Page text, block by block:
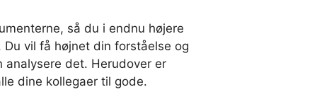
så du i endnu højere
vil få højnet din forståelse og
det. Herudover er
dine kollegaer til gode.